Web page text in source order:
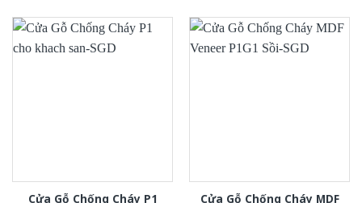
Cửa Gỗ Chống Cháy P1
Cửa Gỗ Chống Cháy MDF